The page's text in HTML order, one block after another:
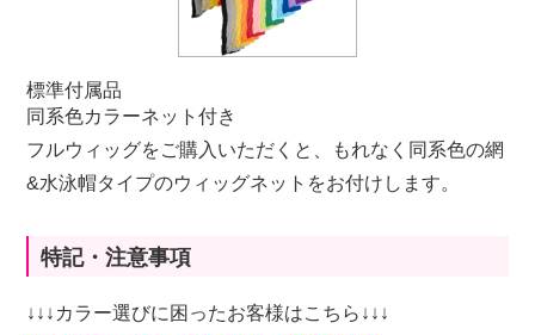
標準付属品
同系色カラーネット付き
フルウィッグをご購入いただくと、もれなく同系色の網
&水泳帽タイプのウィッグネットをお付けします。
特記・注意事項
↓↓↓カラー選びに困ったお客様はこちら↓↓↓